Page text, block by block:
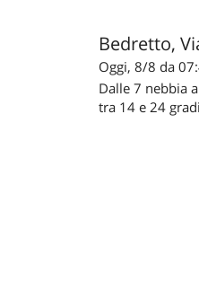
Bedretto,
Oggi, 8/8 da
Dalle 7 nebbia
tra 14 e 24